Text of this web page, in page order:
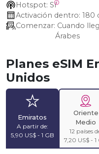
Hotspot: Sí
Activación dentro: 180
Comenzar:
Árabes
Planes eSIM
Unidos
Emiratos
A partir de:
5,90 US$ - 1 GB
Oriente
Medio
12 países
7,20 US$ - 1